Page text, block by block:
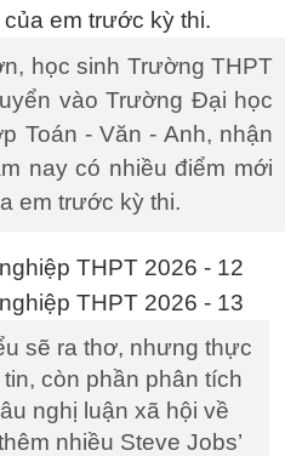
học sinh Trường THPT
vào Trường Đại học
Toán - Văn - Anh, nhận
nay có nhiều điểm mới
em trước kỳ thi.
sẽ ra thơ, nhưng thực
còn phần phân tích
nghị luận xã hội về
nhiều Steve Jobs’